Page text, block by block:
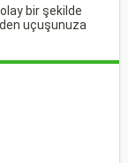
bir şekilde
uçuşunuza